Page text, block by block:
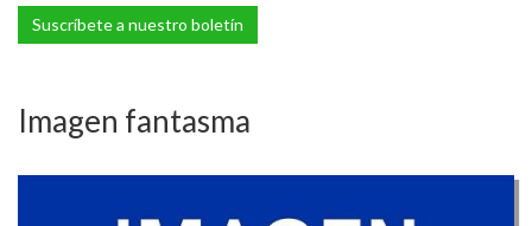
Suscríbete a nuestro boletín
Imagen fantasma